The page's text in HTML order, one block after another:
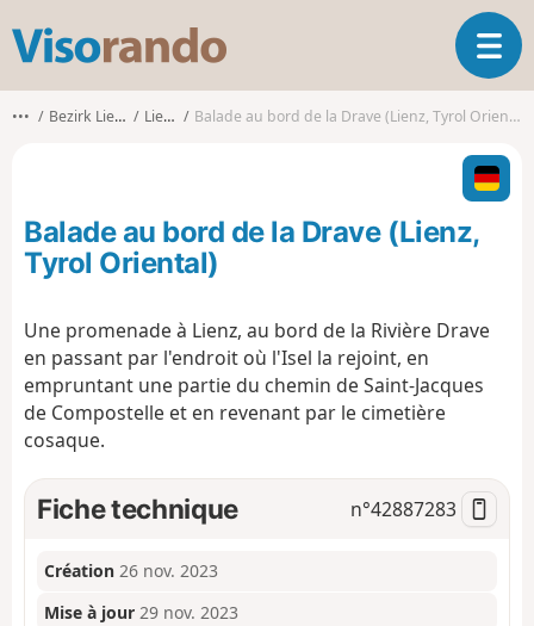
s
o
o
O
u
v
i
r
l
i
n
••• Bezirk Lienz Lienz Balade au bord de la Drave (Lienz, Tyrol Oriental)
Balade au bord de la Drave (Lienz,
Tyrol Oriental)
Une promenade à Lienz, au bord de la Rivière Drave
en passant par l'endroit où l'Isel la rejoint, en
empruntant une partie du chemin de Saint-Jacques
de Compostelle et en revenant par le cimetière
cosaque.
Fiche technique n°42887283
Création 26 nov. 2023
Mise à jour 29 nov. 2023